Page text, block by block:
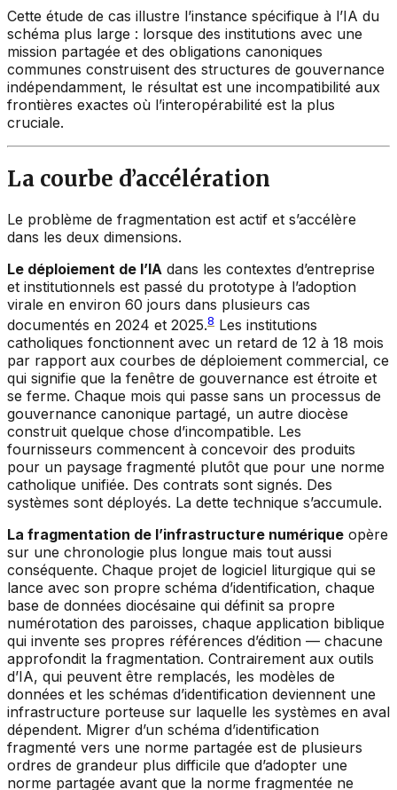
Cette étude de cas illustre l’instance spécifique à l’IA du
schéma plus large : lorsque des institutions avec une
mission partagée et des obligations canoniques
communes construisent des structures de gouvernance
indépendamment, le résultat est une incompatibilité aux
frontières exactes où l’interopérabilité est la plus
cruciale.
La courbe d’accélération
Le problème de fragmentation est actif et s’accélère
dans les deux dimensions.
Le déploiement de l’IA dans les contextes d’entreprise
et institutionnels est passé du prototype à l’adoption
virale en environ 60 jours dans plusieurs cas
documentés en 2024 et 2025.8 Les institutions
catholiques fonctionnent avec un retard de 12 à 18 mois
par rapport aux courbes de déploiement commercial, ce
qui signifie que la fenêtre de gouvernance est étroite et
se ferme. Chaque mois qui passe sans un processus de
gouvernance canonique partagé, un autre diocèse
construit quelque chose d’incompatible. Les
fournisseurs commencent à concevoir des produits
pour un paysage fragmenté plutôt que pour une norme
catholique unifiée. Des contrats sont signés. Des
systèmes sont déployés. La dette technique s’accumule.
La fragmentation de l’infrastructure numérique opère
sur une chronologie plus longue mais tout aussi
conséquente. Chaque projet de logiciel liturgique qui se
lance avec son propre schéma d’identification, chaque
base de données diocésaine qui définit sa propre
numérotation des paroisses, chaque application biblique
qui invente ses propres références d’édition — chacune
approfondit la fragmentation. Contrairement aux outils
d’IA, qui peuvent être remplacés, les modèles de
données et les schémas d’identification deviennent une
infrastructure porteuse sur laquelle les systèmes en aval
dépendent. Migrer d’un schéma d’identification
fragmenté vers une norme partagée est de plusieurs
ordres de grandeur plus difficile que d’adopter une
norme partagée avant que la norme fragmentée ne